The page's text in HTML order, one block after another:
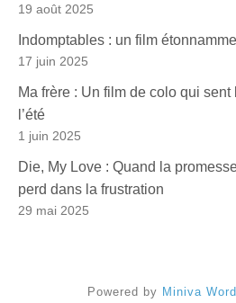
19 août 2025
Indomptables : un film
17 juin 2025
Ma frère : Un film de colo qui
l’été
1 juin 2025
Die, My Love : Quand la
perd dans la frustration
29 mai 2025
Powered by Miniva